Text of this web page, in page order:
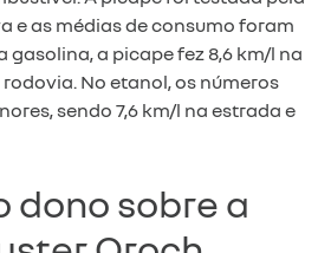
e as médias de consumo foram
a picape fez 8,6 km/l na
rodovia. No etanol, os números
sendo 7,6 km/l na estrada e
dono sobre a